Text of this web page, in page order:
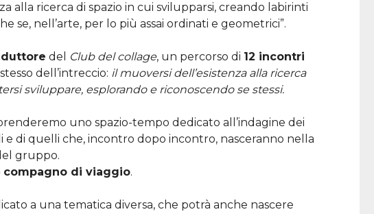
alla ricerca di spazio in cui svilupparsi, creando labirinti
se, nell’arte, per lo più assai ordinati e geometrici”.
del Club del collage, un percorso di 12 incontri
dell’intreccio: il muoversi dell’esistenza alla ricerca
sviluppare, esplorando e riconoscendo se stessi.
uno spazio-tempo dedicato all’indagine dei
e di quelli che, incontro dopo incontro, nasceranno nella
gruppo.
compagno di viaggio.
a una tematica diversa, che potrà anche nascere